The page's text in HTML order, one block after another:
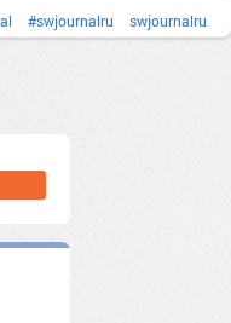
#swjournalru swjournalru